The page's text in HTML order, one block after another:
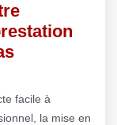
facile à
la mise en